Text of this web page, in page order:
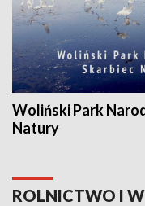
Woliński Park
Natury
ROLNICTWO I